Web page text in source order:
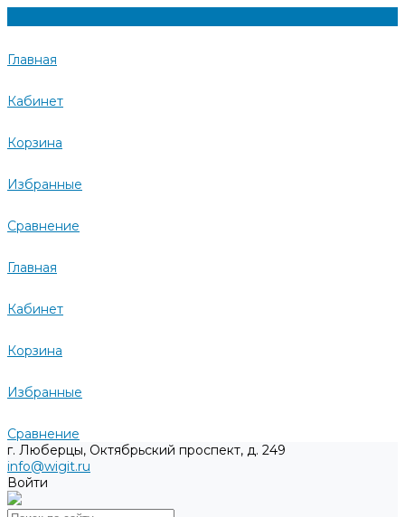
Главная
Кабинет
Корзина
Избранные
Сравнение
Главная
Кабинет
Корзина
Избранные
Сравнение
г. Люберцы, Октябрьский проспект, д. 249
info@wigit.ru
Войти